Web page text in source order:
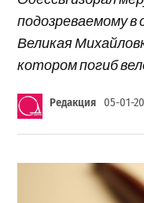
подозреваемому в
Великая
котором погиб
Редакция 05-01-